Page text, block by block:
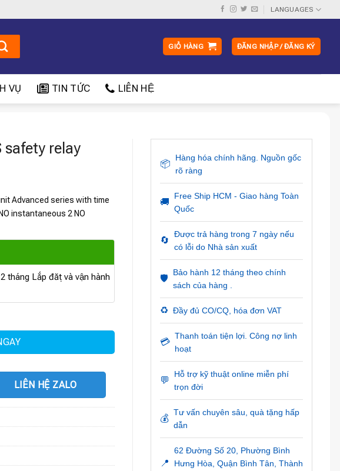
LANGUAGES
GIỎ HÀNG ĐĂNG NHẬP / ĐĂNG KÝ
VỤ TIN TỨC LIÊN HỆ
safety relay
Advanced series with time
instantaneous 2 NO
tháng Lắp đặt và vận hành
LIÊN HỆ ZALO
📦
Hàng hóa chính hãng. Nguồn gốc
rõ ràng
🚚
Free Ship HCM - Giao hàng Toàn
Quốc
🔄
Được trả hàng trong 7 ngày nếu
có lỗi do Nhà sản xuất
🛡️
Bảo hành 12 tháng theo chính
sách của hàng .
♻️ Đầy đủ CO/CQ, hóa đơn VAT
💳
Thanh toán tiện lợi. Công nợ linh
hoạt
💬
Hỗ trợ kỹ thuật online miễn phí
trọn đời
💰
Tư vấn chuyên sâu, quà tặng hấp
dẫn
📍
62 Đường Số 20, Phường Bình
Hưng Hòa, Quận Bình Tân, Thành